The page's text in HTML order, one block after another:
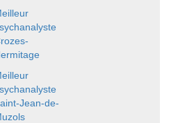
Jean-de-